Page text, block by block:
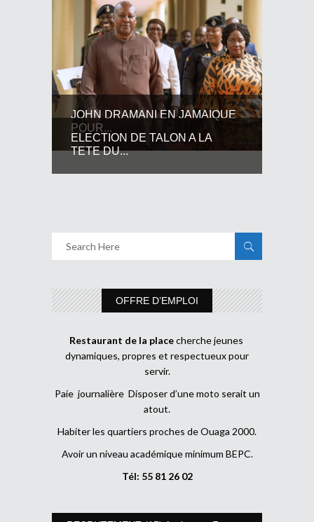
JOHN DRAMANI EN JAMAIQUE
POUR...
ELECTION DE TALON A LA
TETE DU...
OFFRE D’EMPLOI
Restaurant de la placecherche jeunes
dynamiques, propres et respectueux pour
servir.
Paie journalière Disposer d’une moto serait un
atout.
Habiter les quartiers proches de Ouaga 2000.
Avoir un niveau académique minimum BEPC.
Tél: 55 81 26 02